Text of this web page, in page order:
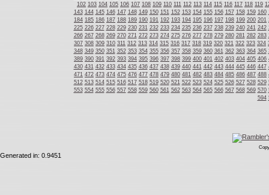
102 103 104 105 106 107 108 109 110 111 112 113 114 115 116 117 118 119
143 144 145 146 147 148 149 150 151 152 153 154 155 156 157 158 159 160
184 185 186 187 188 189 190 191 192 193 194 195 196 197 198 199 200 201
225 226 227 228 229 230 231 232 233 234 235 236 237 238 239 240 241 242
266 267 268 269 270 271 272 273 274 275 276 277 278 279 280 281 282 283
307 308 309 310 311 312 313 314 315 316 317 318 319 320 321 322 323 324
348 349 350 351 352 353 354 355 356 357 358 359 360 361 362 363 364 365
389 390 391 392 393 394 395 396 397 398 399 400 401 402 403 404 405 406
430 431 432 433 434 435 436 437 438 439 440 441 442 443 444 445 446 447
471 472 473 474 475 476 477 478 479 480 481 482 483 484 485 486 487 488
512 513 514 515 516 517 518 519 520 521 522 523 524 525 526 527 528 529
553 554 555 556 557 558 559 560 561 562 563 564 565 566 567 568 569 570
594
Generated in: 0.9451